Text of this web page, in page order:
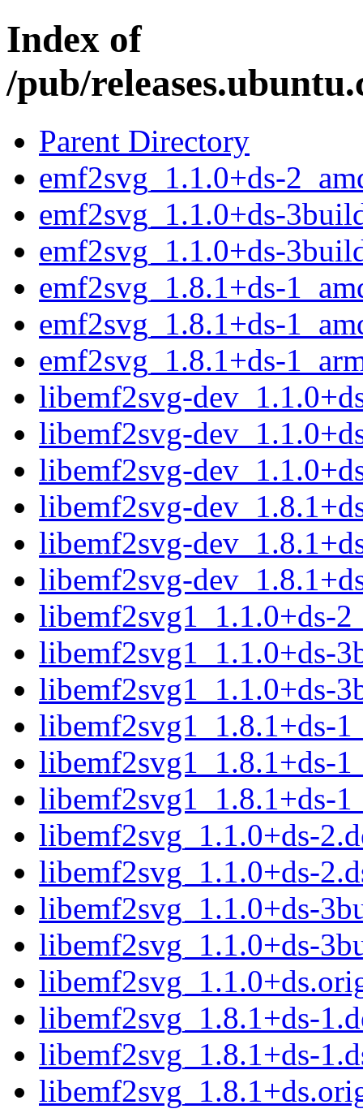
Index of
/pub/
Parent Directory
emf2svg_1.1.0+ds-
emf2svg_1.1.0+ds-
emf2svg_1.1.0+ds-
emf2svg_1.8.1+ds-
emf2svg_1.8.1+ds-
emf2svg_1.8.1+ds-
libemf2svg-
libemf2svg-
libemf2svg-
libemf2svg-
libemf2svg-
libemf2svg-
libemf2svg1_1.1.0+ds-
libemf2svg1_1.1.0+ds-
libemf2svg1_1.1.0+ds-
libemf2svg1_1.8.1+ds-
libemf2svg1_1.8.1+ds-
libemf2svg1_1.8.1+ds-
libemf2svg_1.1.0+ds-
libemf2svg_1.1.0+ds-
libemf2svg_1.1.0+ds-
libemf2svg_1.1.0+ds-
libemf2svg_1.8.1+ds-
libemf2svg_1.8.1+ds-